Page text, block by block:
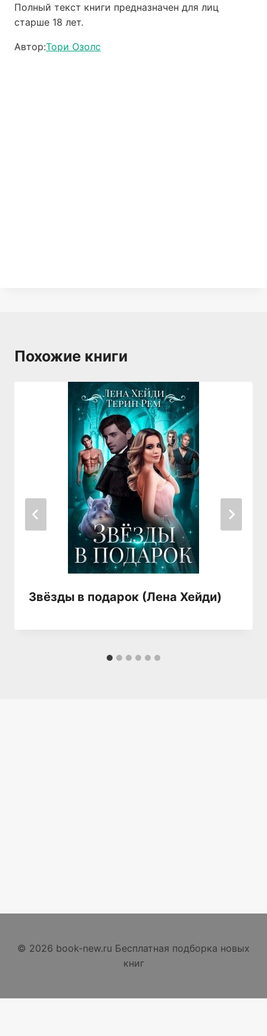
Полный текст книги предназначен для лиц
старше 18 лет.
Автор:Тори Озолс
Похожие книги
Звёзды в подарок (Лена Хейди)
© 2026 book-new.ru Бесплатная подборка новых
книг